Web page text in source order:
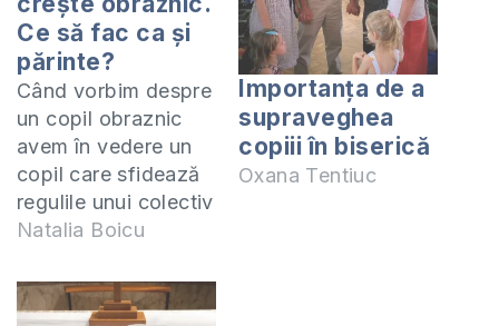
Ce să fac ca și
părinte?
Când vorbim despre
un copil obraznic
avem în vedere un
copil care sfidează
regulile unui colectiv
de ex. la
a bunului simț cum
ar fi față de cei mai
Natalia Boicu
Importanța de a
supraveghea
copiii în biserică
Oxana Tentiuc